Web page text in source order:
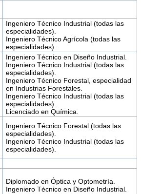
Ingeniero Técnico Industrial (todas las
especialidades).
Ingeniero Técnico Agrícola (todas las
especialidades).
Ingeniero Técnico en Diseño Industrial.
Ingeniero Técnico Industrial (todas las
especialidades).
Ingeniero Técnico Forestal, especialidad
en Industrias Forestales.
Ingeniero Técnico Industrial (todas las
especialidades).
Licenciado en Química.
Ingeniero Técnico Forestal (todas las
especialidades).
Ingeniero Técnico Industrial (todas las
especialidades).
Diplomado en Óptica y Optometría.
Ingeniero Técnico en Diseño Industrial.